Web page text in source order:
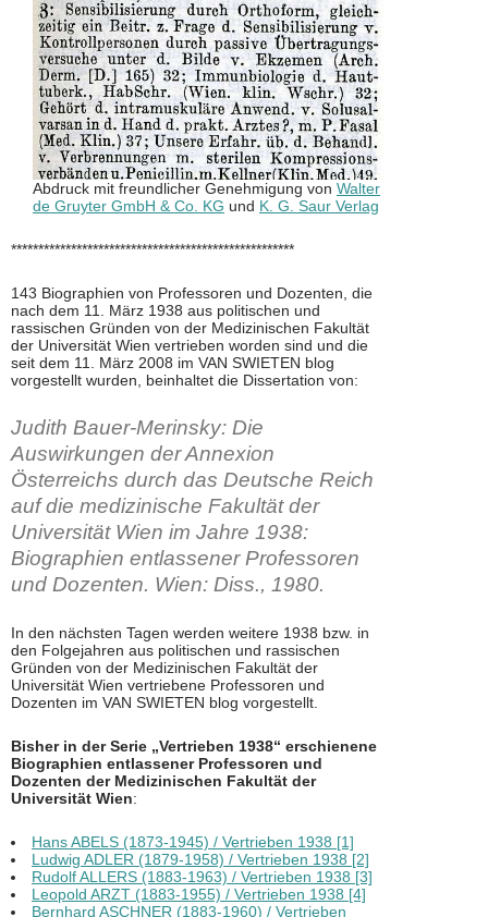
Abdruck mit freundlicher Genehmigung von Walter
de Gruyter GmbH & Co. KG und K. G. Saur Verlag
****************************************************
143 Biographien von Professoren und Dozenten, die
nach dem 11. März 1938 aus politischen und
rassischen Gründen von der Medizinischen Fakultät
der Universität Wien vertrieben worden sind und die
seit dem 11. März 2008 im VAN SWIETEN blog
vorgestellt wurden, beinhaltet die Dissertation von:
Judith Bauer-Merinsky: Die
Auswirkungen der Annexion
Österreichs durch das Deutsche Reich
auf die medizinische Fakultät der
Universität Wien im Jahre 1938:
Biographien entlassener Professoren
und Dozenten. Wien: Diss., 1980.
In den nächsten Tagen werden weitere 1938 bzw. in
den Folgejahren aus politischen und rassischen
Gründen von der Medizinischen Fakultät der
Universität Wien vertriebene Professoren und
Dozenten im VAN SWIETEN blog vorgestellt.
Bisher in der Serie „Vertrieben 1938“ erschienene
Biographien entlassener Professoren und
Dozenten der Medizinischen Fakultät der
Universität Wien:
Hans ABELS (1873-1945) / Vertrieben 1938 [1]
Ludwig ADLER (1879-1958) / Vertrieben 1938 [2]
Rudolf ALLERS (1883-1963) / Vertrieben 1938 [3]
Leopold ARZT (1883-1955) / Vertrieben 1938 [4]
Bernhard ASCHNER (1883-1960) / Vertrieben